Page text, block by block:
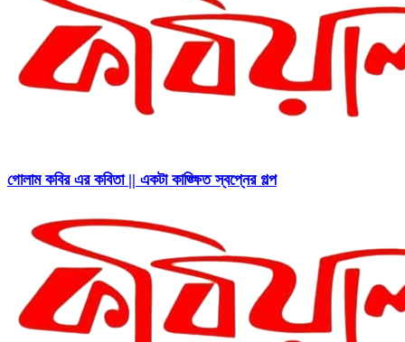
গোলাম কবির এর কবিতা || একটা কাঙ্ক্ষিত স্বপ্নের গল্প